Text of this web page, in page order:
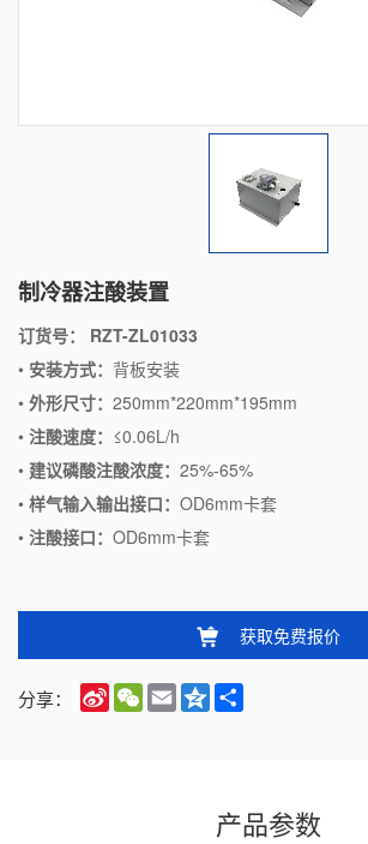
制冷器注酸装置
订货号： RZT-ZL01033
• 安装方式： 背板安装
• 外形尺寸： 250mm*220mm*195mm
• 注酸速度： ≤0.06L/h
• 建议磷酸注酸浓度： 25%-65%
• 样气输入输出接口： OD6mm卡套
• 注酸接口： OD6mm卡套
获取免费报价
分享： Sina
Weibo
WeChat
EmailQzone
产品参数